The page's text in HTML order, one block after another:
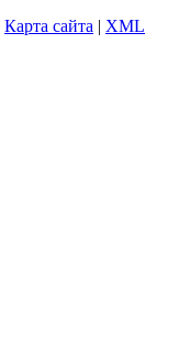
Карта сайта | XML